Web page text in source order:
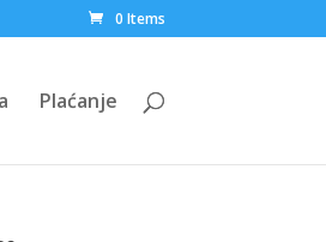
0 Items
Plaćanje